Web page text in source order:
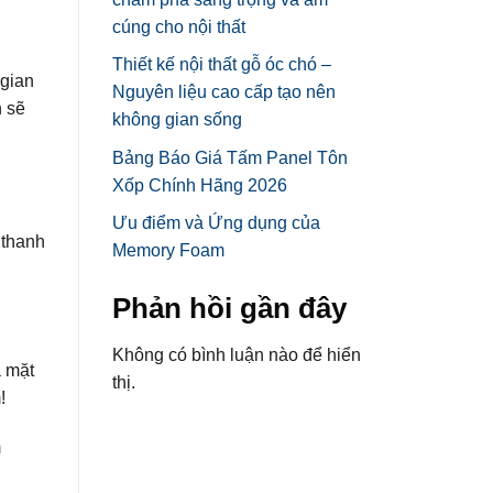
sẽ
mặt
cúng cho nội thất
Thiết kế nội thất gỗ óc chó –
Nguyên liệu cao cấp tạo nên
không gian sống
Bảng Báo Giá Tấm Panel Tôn
Xốp Chính Hãng 2026
Ưu điểm và Ứng dụng của
Memory Foam
Phản hồi gần đây
Không có bình luận nào để hiển
thị.